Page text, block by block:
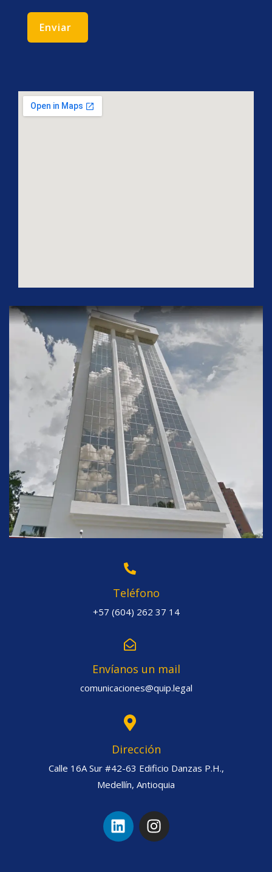
Teléfono
+57 (604) 262 37 14
Envíanos un mail
comunicaciones@quip.legal
Dirección
Calle 16A Sur #42-63 Edificio Danzas P.H.,
Medellín, Antioquia